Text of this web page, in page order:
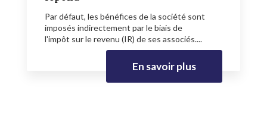
Par défaut, les bénéfices de la société sont
imposés indirectement par le biais de
l'impôt sur le revenu (IR) de ses associés....
En savoir plus